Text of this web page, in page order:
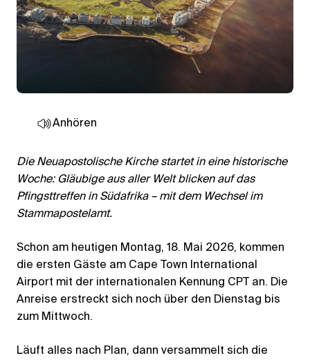
Anhören
Die Neuapostolische Kirche startet in eine historische
Woche: Gläubige aus aller Welt blicken auf das
Pfingsttreffen in Südafrika – mit dem Wechsel im
Stammapostelamt.
Schon am heutigen Montag, 18. Mai 2026, kommen
die ersten Gäste am Cape Town International
Airport mit der internationalen Kennung CPT an. Die
Anreise erstreckt sich noch über den Dienstag bis
zum Mittwoch.
Läuft alles nach Plan, dann versammelt sich die